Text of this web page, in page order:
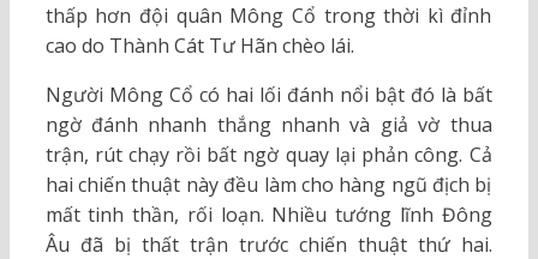
thấp hơn đội quân Mông Cổ trong thời kì đỉnh
cao do Thành Cát Tư Hãn chèo lái.
Người Mông Cổ có hai lối đánh nổi bật đó là bất
ngờ đánh nhanh thắng nhanh và giả vờ thua
trận, rút chạy rồi bất ngờ quay lại phản công. Cả
hai chiến thuật này đều làm cho hàng ngũ địch bị
mất tinh thần, rối loạn. Nhiều tướng lĩnh Đông
Âu đã bị thất trận trước chiến thuật thứ hai.